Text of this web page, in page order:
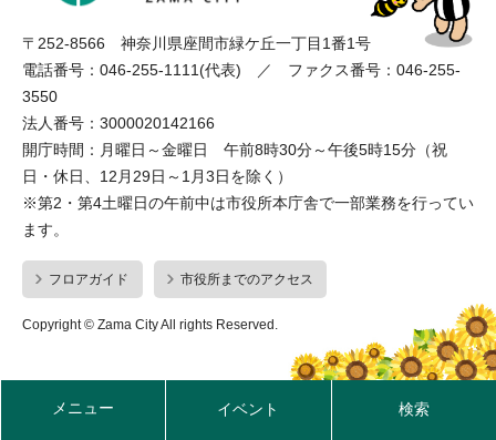
メニュー イベント 検索
〒252-8566 神奈川県座間市緑ケ丘一丁目1番1号
電話番号：046-255-1111(代表) ／ ファクス番号：046-255-
3550
法人番号：3000020142166
開庁時間：月曜日～金曜日 午前8時30分～午後5時15分（祝
日・休日、12月29日～1月3日を除く）
※第2・第4土曜日の午前中は市役所本庁舎で一部業務を行ってい
ます。
フロアガイド 市役所までのアクセス
Copyright © Zama City All rights Reserved.